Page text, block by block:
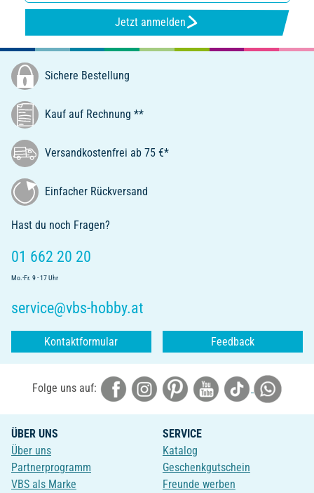
Jetzt anmelden
Sichere Bestellung
Kauf auf Rechnung **
Versandkostenfrei ab 75 €*
Einfacher Rückversand
Hast du noch Fragen?
01 662 20 20
Mo.-Fr. 9 - 17 Uhr
service@vbs-hobby.at
Kontaktformular Feedback
Folge uns auf:
ÜBER UNS
Über uns
Partnerprogramm
VBS als Marke
SERVICE
Katalog
Geschenkgutschein
Freunde werben